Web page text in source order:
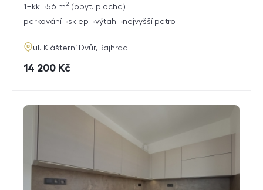
rozměry
dispozice
1+kk obyt. plocha
56 m2
funkce
parkování sklep výtah nejvyšší patro
adresa
ul. Klášterní Dvůr, Rajhrad
cena
14 200 Kč